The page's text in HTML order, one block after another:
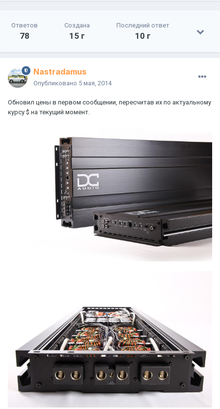
Ответов
78
Создана
15 г
Последний ответ
10 г
Nastradamus
Опубликовано 5 мая, 2014
Обновил цены в первом сообщении, пересчитав их по актуальному
курсу $ на текущий момент.